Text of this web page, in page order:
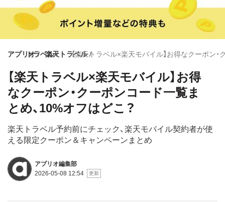
アプリオトラベル楽天トラベル【楽天トラベル×楽天モバイル】お得なクーポン
【楽天トラベル×楽天モバイル】お得
なクーポン・クーポンコード一覧ま
とめ、10%オフはどこ？
楽天トラベル予約前にチェック、楽天モバイル契約者が使
える限定クーポン＆キャンペーンまとめ
アプリオ編集部
2026-05-08 12:54